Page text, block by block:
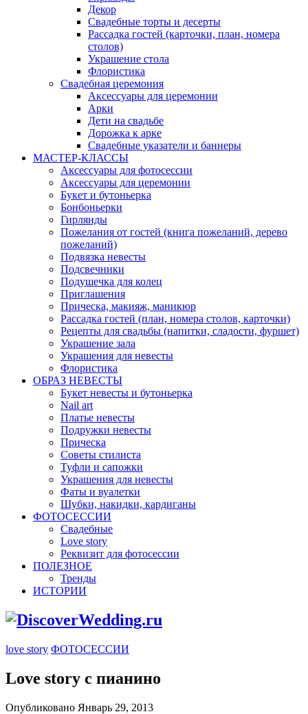
Декор
Свадебные торты и десерты
Рассадка гостей (карточки, план, номера
столов)
Украшение стола
Флористика
Свадебная церемония
Аксессуары для церемонии
Арки
Дети на свадьбе
Дорожка к арке
Свадебные указатели и баннеры
МАСТЕР-КЛАССЫ
Аксессуары для фотосессии
Аксессуары для церемонии
Букет и бутоньерка
Бонбоньерки
Гирлянды
Пожелания от гостей (книга пожеланий, дерево
пожеланий)
Подвязка невесты
Подсвечники
Подушечка для колец
Приглашения
Прическа, макияж, маникюр
Рассадка гостей (план, номера столов, карточки)
Рецепты для свадьбы (напитки, сладости, фуршет)
Украшение зала
Украшения для невесты
Флористика
ОБРАЗ НЕВЕСТЫ
Букет невесты и бутоньерка
Nail art
Платье невесты
Подружки невесты
Прическа
Советы стилиста
Туфли и сапожки
Украшения для невесты
Фаты и вуалетки
Шубки, накидки, кардиганы
ФОТОСЕССИИ
Свадебные
Love story
Реквизит для фотосессии
ПОЛЕЗНОЕ
Тренды
ИСТОРИИ
love story ФОТОСЕССИИ
Love story с пианино
Опубликовано Январь 29, 2013